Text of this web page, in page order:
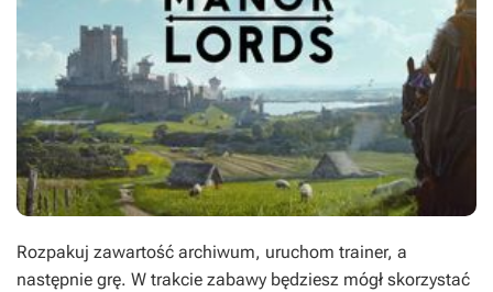
Rozpakuj zawartość archiwum, uruchom trainer, a
następnie grę. W trakcie zabawy będziesz mógł skorzystać